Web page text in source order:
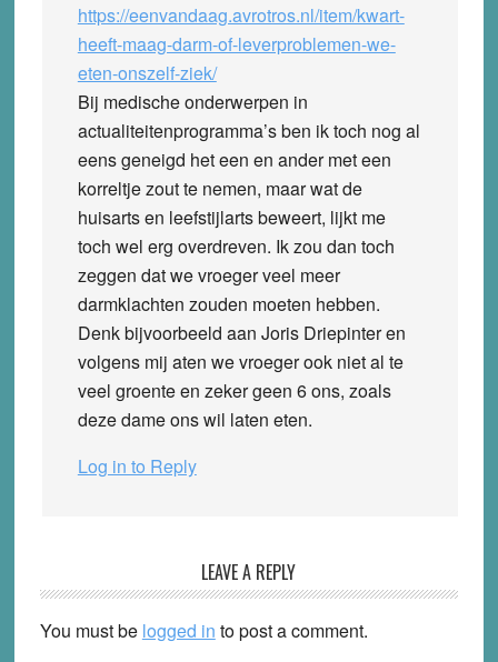
https://eenvandaag.avrotros.nl/item/kwart-
heeft-maag-darm-of-leverproblemen-we-
eten-onszelf-ziek/
Bij medische onderwerpen in
actualiteitenprogramma’s ben ik toch nog al
eens geneigd het een en ander met een
korreltje zout te nemen, maar wat de
huisarts en leefstijlarts beweert, lijkt me
toch wel erg overdreven. Ik zou dan toch
zeggen dat we vroeger veel meer
darmklachten zouden moeten hebben.
Denk bijvoorbeeld aan Joris Driepinter en
volgens mij aten we vroeger ook niet al te
veel groente en zeker geen 6 ons, zoals
deze dame ons wil laten eten.
Log in to Reply
LEAVE A REPLY
You must be logged in to post a comment.